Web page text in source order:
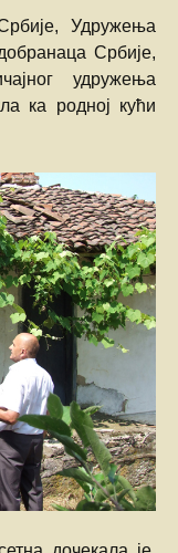
Удружења
Србије,
удружења
ка родној кући